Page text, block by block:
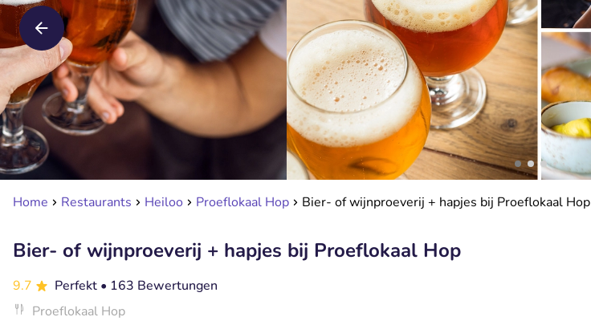
Home Restaurants Heiloo Proeflokaal Hop Bier- of wijnproeverij + hapjes bij Proeflokaal Hop
Bier- of wijnproeverij + hapjes bij Proeflokaal Hop
9.7 Perfekt • 163 Bewertungen
Proeflokaal Hop